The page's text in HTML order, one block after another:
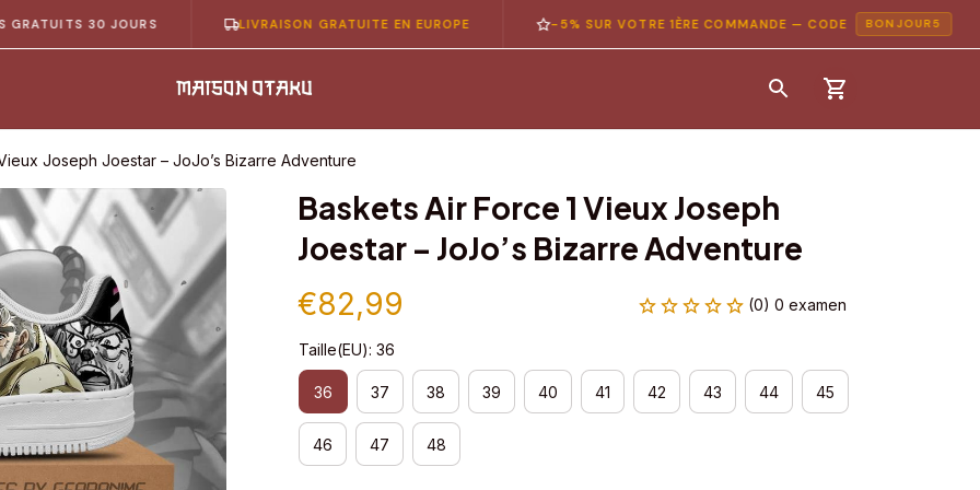
30 JOURS LIVRAISON GRATUITE EN EUROPE -5% SUR VOTRE 1ÈRE COMMANDE — CODE BONJOUR5
Joseph Joestar – JoJo’s Bizarre Adventure
Baskets Air Force 1 Vieux Joseph
Joestar – JoJo’s Bizarre Adventure
€82,99 (0) 0 examen
Taille(EU): 36
36 37 38 39 40 41 42 43 44 45
46 47 48